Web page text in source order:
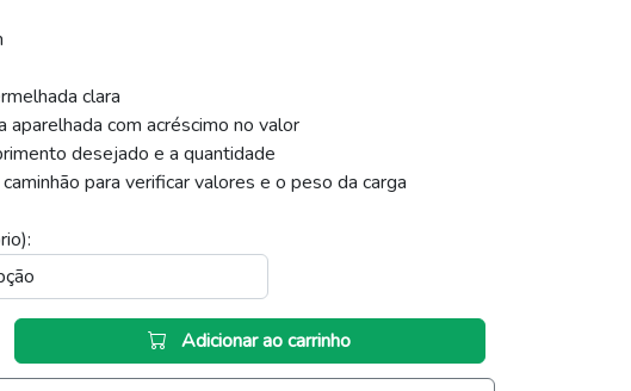
clara
aparelhada com acréscimo no valor
desejado e a quantidade
para verificar valores e o peso da carga
Adicionar ao carrinho